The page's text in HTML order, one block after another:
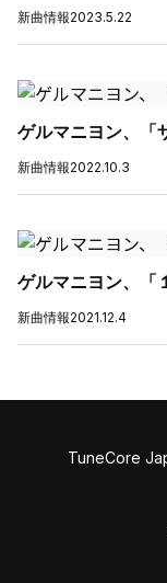
新曲情報2023.5.22
ゲルマニヨン、「
新曲情報2022.10.3
ゲルマニヨン、「
新曲情報2021.12.4
TuneCore